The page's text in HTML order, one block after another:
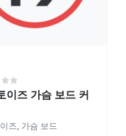
이즈 가슴 보드 커
즈, 가슴 보드